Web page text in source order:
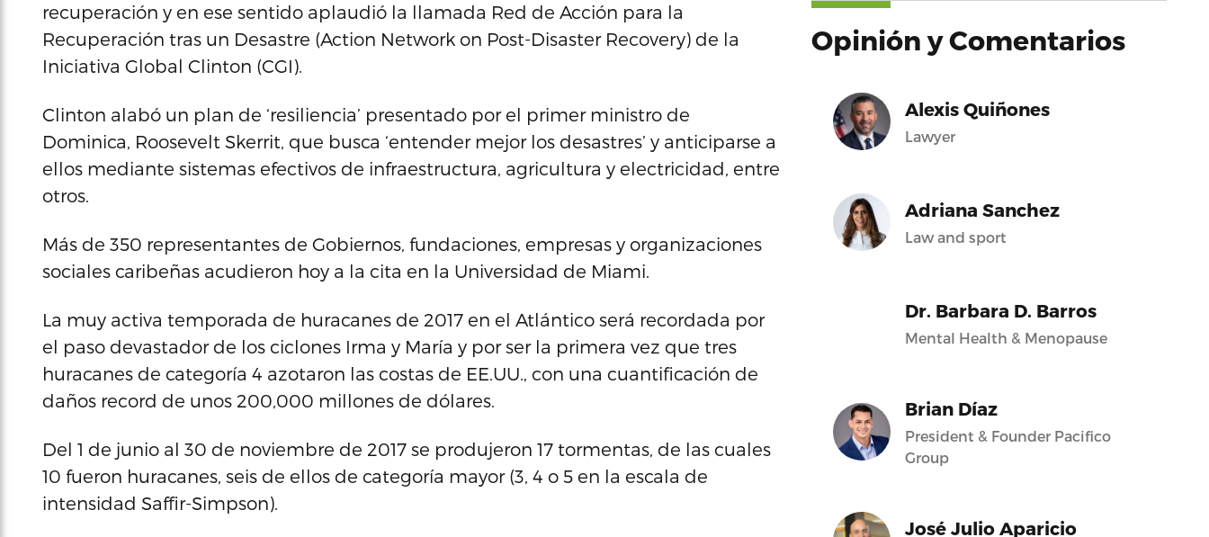
recuperación y en ese sentido aplaudió la llamada Red de Acción para la
Recuperación tras un Desastre (Action Network on Post-Disaster Recovery) de la
Iniciativa Global Clinton (CGI).
Clinton alabó un plan de ‘resiliencia’ presentado por el primer ministro de
Dominica, Roosevelt Skerrit, que busca ‘entender mejor los desastres’ y anticiparse a
ellos mediante sistemas efectivos de infraestructura, agricultura y electricidad, entre
otros.
Más de 350 representantes de Gobiernos, fundaciones, empresas y organizaciones
sociales caribeñas acudieron hoy a la cita en la Universidad de Miami.
La muy activa temporada de huracanes de 2017 en el Atlántico será recordada por
el paso devastador de los ciclones Irma y María y por ser la primera vez que tres
huracanes de categoría 4 azotaron las costas de EE.UU., con una cuantificación de
daños record de unos 200,000 millones de dólares.
Del 1 de junio al 30 de noviembre de 2017 se produjeron 17 tormentas, de las cuales
10 fueron huracanes, seis de ellos de categoría mayor (3, 4 o 5 en la escala de
intensidad Saffir-Simpson).
Opinión y Comentarios
Alexis Quiñones
Lawyer
Adriana Sanchez
Law and sport
Dr. Barbara D. Barros
Mental Health & Menopause
Brian Díaz
President & Founder Pacifico
Group
José Julio Aparicio